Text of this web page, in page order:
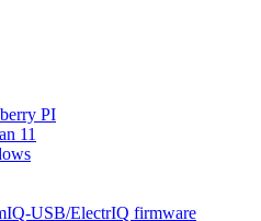
PI
11
USB/ElectrIQ firmware